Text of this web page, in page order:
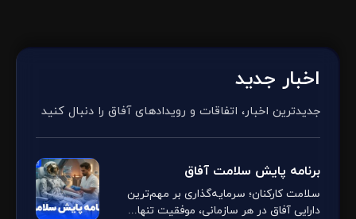
اخبار جدید
جدیدترین اخبار، اتفاقات و رویدادهای آفاق را دنبال کنید
برنامه پایش سلامت آفاق
سلامت کارکنان؛ سرمایه‌گذاری بر مهم‌ترین
دارایی آفاق در هر سازمانی، موفقیت تنها...